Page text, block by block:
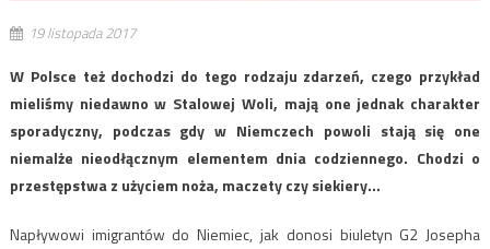
19 listopada 2017
W Polsce też dochodzi do tego rodzaju zdarzeń, czego przykład
mieliśmy niedawno w Stalowej Woli, mają one jednak charakter
sporadyczny, podczas gdy w Niemczech powoli stają się one
niemalże nieodłącznym elementem dnia codziennego. Chodzi o
przestępstwa z użyciem noża, maczety czy siekiery…
Napływowi imigrantów do Niemiec, jak donosi biuletyn G2 Josepha